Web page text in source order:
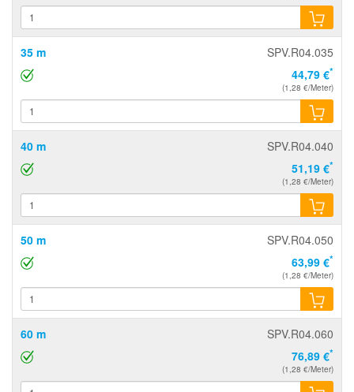
35 m
SPV.R04.035
44,79 €*
(1,28 €/Meter)
40 m
SPV.R04.040
51,19 €*
(1,28 €/Meter)
50 m
SPV.R04.050
63,99 €*
(1,28 €/Meter)
60 m
SPV.R04.060
76,89 €*
(1,28 €/Meter)